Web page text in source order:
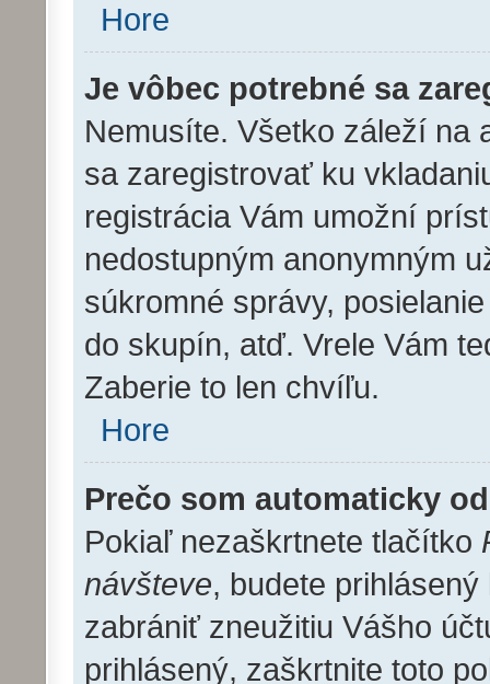
Hore
Je vôbec potrebné sa
Nemusíte. Všetko záleží na
sa zaregistrovať ku
registrácia Vám umožní
nedostupným anonymným
súkromné správy,
do skupín, atď. Vrele Vám
Zaberie to len chvíľu.
Hore
Prečo som automaticky
Pokiaľ nezaškrtnete tlačítko
návšteve, budete
zabrániť zneužitiu Vášho
prihlásený, zaškrtnite toto